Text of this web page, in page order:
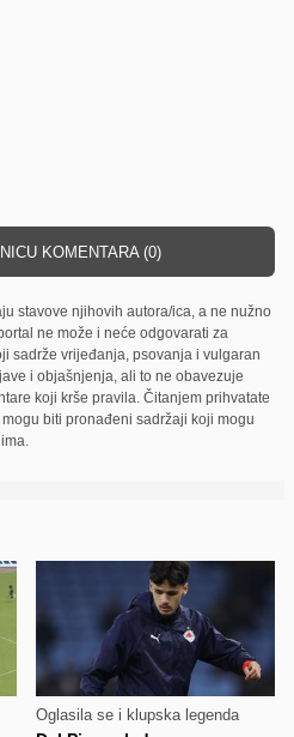
KOMENTARA (0)
stavove njihovih autora/ica, a ne nužno
ne može i neće odgovarati za
sadrže vrijeđanja, psovanja i vulgaran
i objašnjenja, ali to ne obavezuje
koji krše pravila. Čitanjem prihvatate
biti pronađeni sadržaji koji mogu
Oglasila se i klupska legenda